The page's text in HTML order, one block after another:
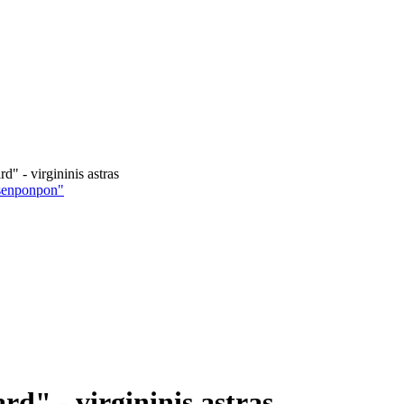
- virgininis astras